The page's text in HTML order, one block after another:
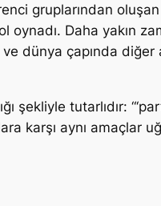
gruplarından
oynadı. Daha yakın
ve dünya çapında diğer
şekliyle tutarlıdır:
karşı aynı amaçlar